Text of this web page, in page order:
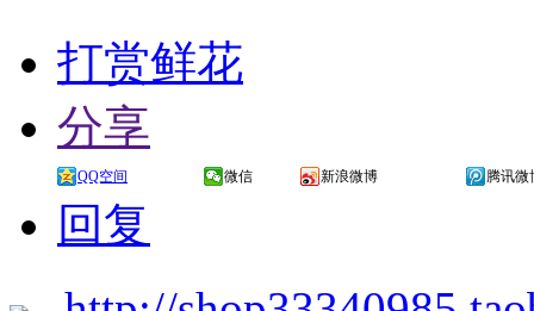
打赏鲜花
分享
QQ空间 微信 新浪微博 腾讯微
回复